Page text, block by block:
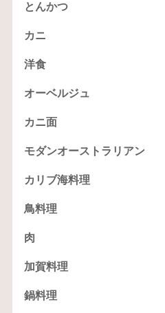
とんかつ
カニ
洋食
オーベルジュ
カニ面
モダンオーストラリアン
カリブ海料理
鳥料理
肉
加賀料理
鍋料理